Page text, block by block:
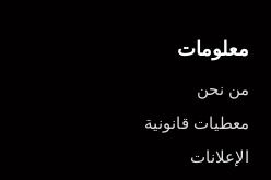
معلومات
من نحن
معطيات قانونية
الإعلانات